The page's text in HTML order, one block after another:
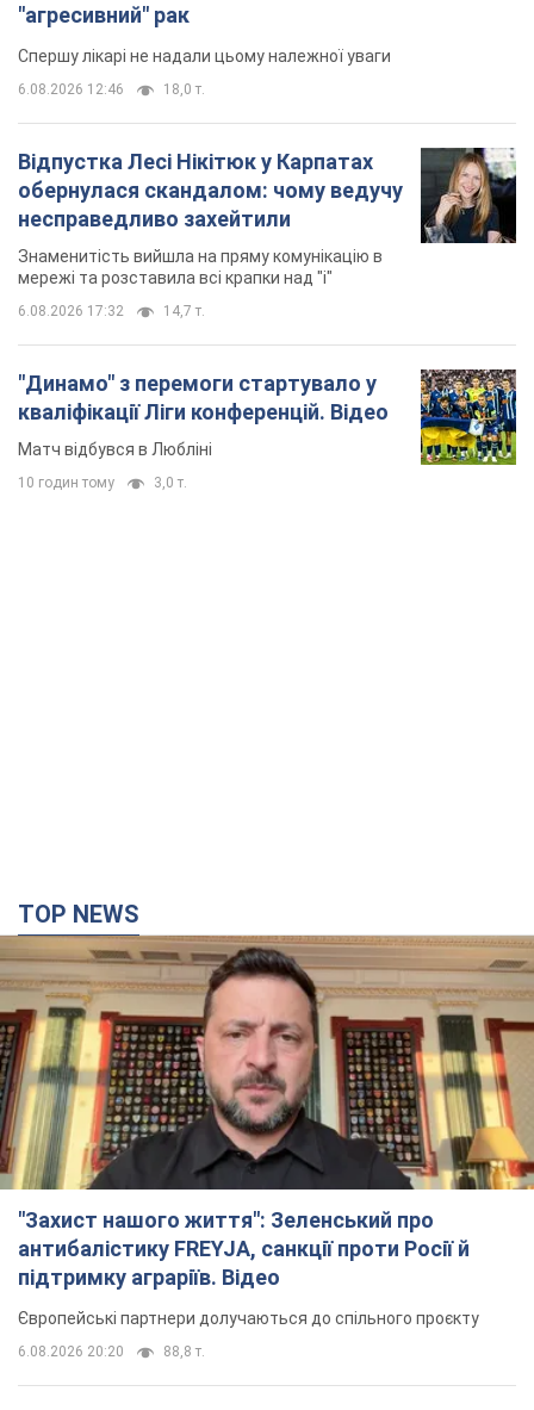
"агресивний" рак
Спершу лікарі не надали цьому належної уваги
6.08.2026 12:46 18,0 т.
Відпустка Лесі Нікітюк у Карпатах
обернулася скандалом: чому ведучу
несправедливо захейтили
Знаменитість вийшла на пряму комунікацію в
мережі та розставила всі крапки над "і"
6.08.2026 17:32 14,7 т.
"Динамо" з перемоги стартувало у
кваліфікації Ліги конференцій. Відео
Матч відбувся в Любліні
10 годин тому 3,0 т.
TOP NEWS
"Захист нашого життя": Зеленський про
антибалістику FREYJA, санкції проти Росії й
підтримку аграріїв. Відео
Європейські партнери долучаються до спільного проєкту
6.08.2026 20:20 88,8 т.